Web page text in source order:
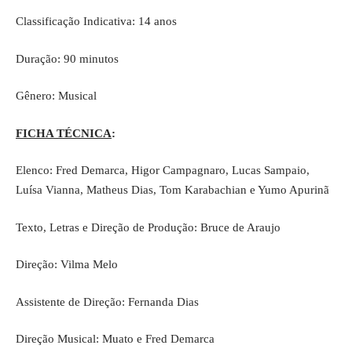
Classificação Indicativa: 14 anos
Duração: 90 minutos
Gênero: Musical
FICHA TÉCNICA:
Elenco: Fred Demarca, Higor Campagnaro, Lucas Sampaio,
Luísa Vianna, Matheus Dias, Tom Karabachian e Yumo Apurinã
Texto, Letras e Direção de Produção: Bruce de Araujo
Direção: Vilma Melo
Assistente de Direção: Fernanda Dias
Direção Musical: Muato e Fred Demarca